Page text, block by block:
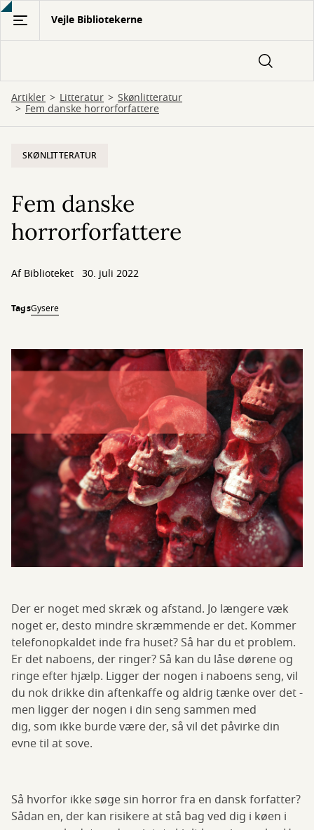
Gå
hovedindhold
Vejle Bibliotekerne
Artikler Litteratur Skønlitteratur
Fem danske horrorforfattere
SKØNLITTERATUR
Fem danske
horrorforfattere
Af Biblioteket 30. juli 2022
TagsGysere
Der er noget med skræk og afstand. Jo længere væk
noget er, desto mindre skræmmende er det. Kommer
telefonopkaldet inde fra huset? Så har du et problem.
Er det naboens, der ringer? Så kan du låse dørene og
ringe efter hjælp. Ligger der nogen i naboens seng, vil
du nok drikke din aftenkaffe og aldrig tænke over det -
men ligger der nogen i din seng sammen med
dig, som ikke burde være der, så vil det påvirke din
evne til at sove.
Så hvorfor ikke søge sin horror fra en dansk forfatter?
Sådan en, der kan risikere at stå bag ved dig i køen i